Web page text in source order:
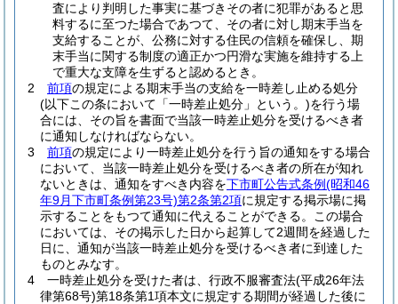
査により判明した事実に基づきその者に犯罪があると思
料するに至つた場合であつて、その者に対し期末手当を
支給することが、公務に対する住民の信頼を確保し、期
末手当に関する制度の適正かつ円滑な実施を維持する上
で重大な支障を生ずると認めるとき。
2
前項の規定による期末手当の支給を一時差し止める処分
(以下この条において「一時差止処分」という。)を行う場
合には、その旨を書面で当該一時差止処分を受けるべき者
に通知しなければならない。
3
前項の規定により一時差止処分を行う旨の通知をする場合
において、当該一時差止処分を受けるべき者の所在が知れ
ないときは、通知をすべき内容を下市町公告式条例(昭和46
年9月下市町条例第23号)第2条第2項に規定する掲示場に掲
示することをもつて通知に代えることができる。
この場合
においては、その掲示した日から起算して2週間を経過した
日に、通知が当該一時差止処分を受けるべき者に到達した
ものとみなす。
4
一時差止処分を受けた者は、行政不服審査法(平成26年法
律第68号)第18条第1項本文に規定する期間が経過した後に